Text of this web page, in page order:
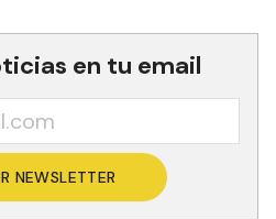
en tu email
NEWSLETTER